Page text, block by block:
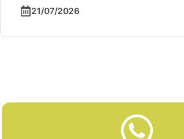
21/07/2026